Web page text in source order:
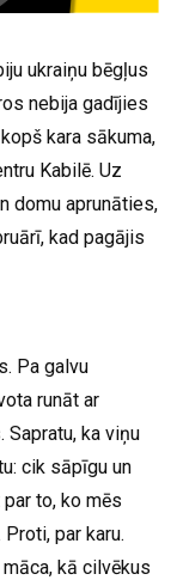
ukraiņu bēgļus
nebija gadījies
kara sākuma,
Kabilē. Uz
domu aprunāties,
kad pagājis
Pa galvu
runāt ar
ka viņu
cik sāpīgu un
to, ko mēs
par karu.
kā cilvēkus